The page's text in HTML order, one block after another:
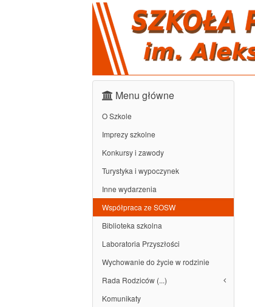
Menu główne
O Szkole
Imprezy szkolne
Konkursy i zawody
Turystyka i wypoczynek
Inne wydarzenia
Współpraca ze SOSW
Biblioteka szkolna
Laboratoria Przyszłości
Wychowanie do życie w rodzinie
Rada Rodziców (...)
Komunikaty